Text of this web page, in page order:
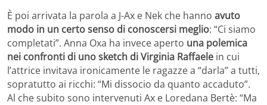
È poi arrivata la parola a J-Ax e Nek che hanno avuto
modo in un certo senso di conoscersi meglio: “Ci siamo
completati”. Anna Oxa ha invece aperto una polemica
nei confronti di uno sketch di Virginia Raffaele in cui
l’attrice invitava ironicamente le ragazze a “darla” a tutti,
sopratutto ai ricchi: “Mi dissocio da quanto accaduto”.
Al che subito sono intervenuti Ax e Loredana Bertè: “Ma